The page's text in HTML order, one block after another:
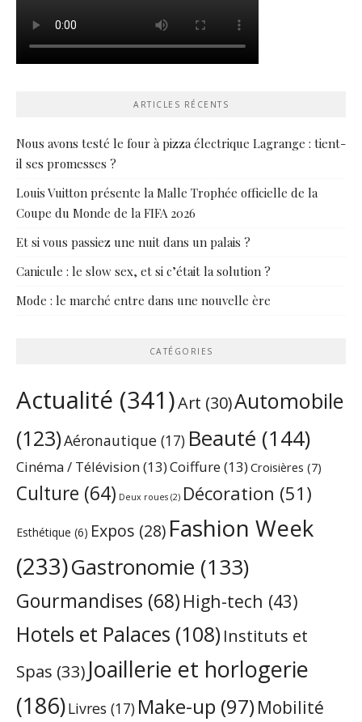
ARTICLES RÉCENTS
Nous avons testé le four à pizza électrique Lagrange : tient-
il ses promesses ?
Louis Vuitton présente la Malle Trophée officielle de la
Coupe du Monde de la FIFA 2026
Et si vous passiez une nuit dans un palais ?
Canicule : le slow sex, et si c’était la solution ?
Mode : le marché entre dans une nouvelle ère
CATÉGORIES
Actualité (341)Art (30)Automobile
(123)Aéronautique (17) Beauté (144)
Cinéma / Télévision(13)Coiffure(13) Croisières (7)
Culture (64) Deux roues (2) Décoration (51)
Esthétique (6) Expos (28) Fashion Week
(233)Gastronomie (133)
Gourmandises (68) High-tech (43)
Hotels et Palaces (108) Instituts et
Spas (33) Joaillerie et horlogerie
(186)Livres (17) Make-up (97) Mobilité